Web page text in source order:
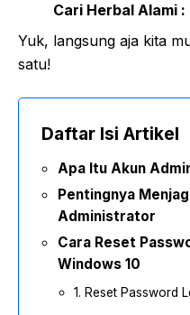
Cari Herbal Alami :
Yuk, langsung aja kita
satu!
Daftar Isi Artikel
Apa Itu Akun
Pentingnya
Administrator
Cara Reset
Windows 10
1. Reset Password